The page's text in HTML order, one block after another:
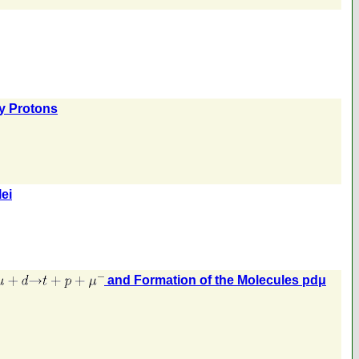
Protons
and Formation of the Molecules pdμ